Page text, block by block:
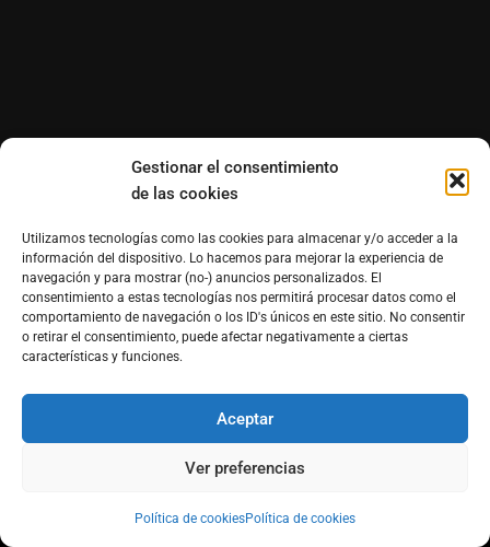
Gestionar el consentimiento
de las cookies
Utilizamos tecnologías como las cookies para almacenar y/o acceder a la
información del dispositivo. Lo hacemos para mejorar la experiencia de
navegación y para mostrar (no-) anuncios personalizados. El
consentimiento a estas tecnologías nos permitirá procesar datos como el
comportamiento de navegación o los ID's únicos en este sitio. No consentir
o retirar el consentimiento, puede afectar negativamente a ciertas
características y funciones.
Aceptar
Ver preferencias
Política de cookiesPolítica de cookies
®Derechos reservados de Morfosmedia Comunicaciones